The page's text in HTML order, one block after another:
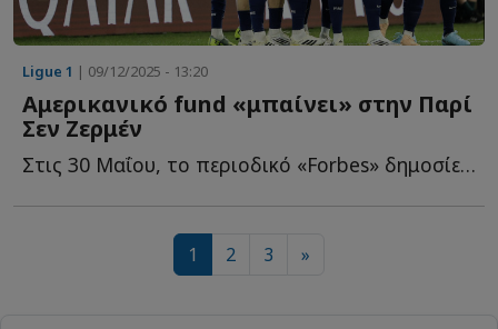
Ligue 1 | 09/12/2025 - 13:20
Αμερικανικό fund «μπαίνει» στην Παρί
Σεν Ζερμέν
Στις 30 Μαΐου, το περιοδικό «Forbes» δημοσίευσε την κατάταξη σ...
1 2 3 »